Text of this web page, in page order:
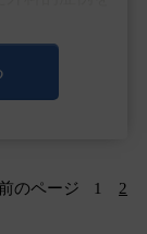
、症例が分
人ブランデ
のページ 1 2